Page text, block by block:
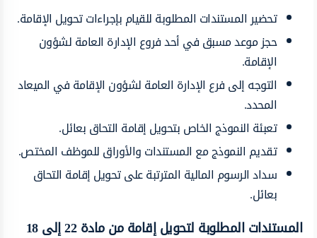
تحضير المستندات المطلوبة للقيام بإجراءات تحويل الإقامة.
حجز موعد مسبق في أحد فروع الإدارة العامة لشؤون
الإقامة.
التوجه إلى فرع الإدارة العامة لشؤون الإقامة في الميعاد
المحدد.
تعبئة النموذج الخاص بتحويل إقامة التحاق بعائل.
تقديم النموذج مع المستندات والأوراق للموظف المختص.
سداد الرسوم المالية المترتبة على تحويل إقامة التحاق
بعائل.
المستندات المطلوبة لتحويل إقامة من مادة 22 إلى 18